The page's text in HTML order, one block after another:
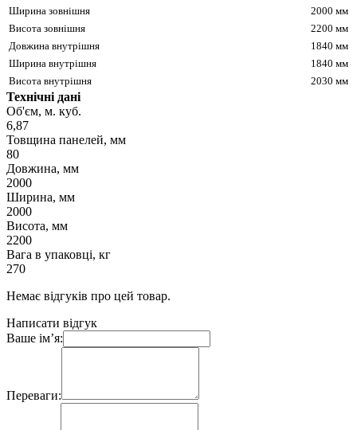
Ширина зовнішня
2000 мм
Висота зовнішня
2200 мм
Довжина внутрішня
1840 мм
Ширина внутрішня
1840 мм
Висота внутрішня
2030 мм
Технічні дані
Об'єм, м. куб.
6,87
Товщина панелей, мм
80
Довжина, мм
2000
Ширина, мм
2000
Висота, мм
2200
Вага в упаковці, кг
270
Немає відгуків про цей товар.
Написати відгук
Ваше ім’я:
Переваги: